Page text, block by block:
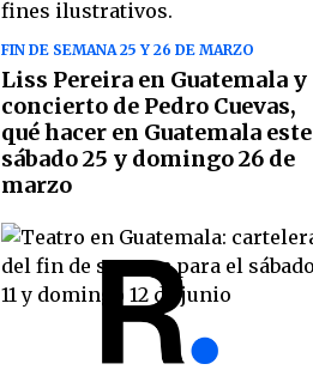
FIN DE SEMANA 25 Y 26 DE MARZO
Liss Pereira en Guatemala y
concierto de Pedro Cuevas,
qué hacer en Guatemala este
sábado 25 y domingo 26 de
marzo